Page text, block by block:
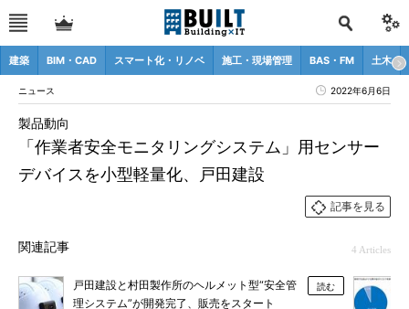
建築 BIM・CAD スマート化・リノベ 施工・現場管理 BAS・FM 土木
ニュース 2022年6月6日
「作業者安全モニタリングシステム」用センサー
デバイスを小型軽量化、戸田建設
製品動向
記事を見る
関連記事 4 Articles
戸田建設と村田製作所のヘルメット型“安全管
理システム”が開発完了、販売をスタート
読む